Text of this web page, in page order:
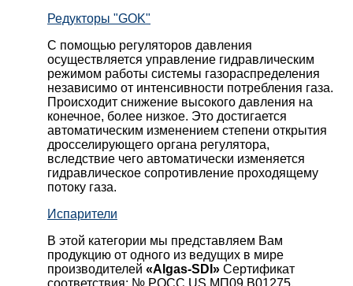
Редукторы "GOK"
С помощью регуляторов давления
осуществляется управление гидравлическим
режимом работы системы газораспределения
независимо от интенсивности потребления газа.
Происходит снижение высокого давления на
конечное, более низкое. Это достигается
автоматическим изменением степени открытия
дросселирующего органа регулятора,
вследствие чего автоматически изменяется
гидравлическое сопротивление проходящему
потоку газа.
Испарители
В этой категории мы представляем Вам
продукцию от одного из ведущих в мире
производителей «Algas-SDI» Сертификат